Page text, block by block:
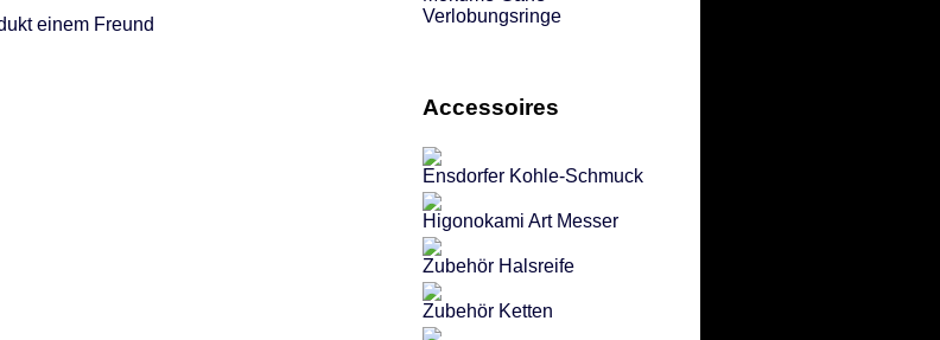
einem Freund
Verlobungsringe
Accessoires
Ensdorfer Kohle-Schmuck
Higonokami Art Messer
Zubehör Halsreife
Zubehör Ketten